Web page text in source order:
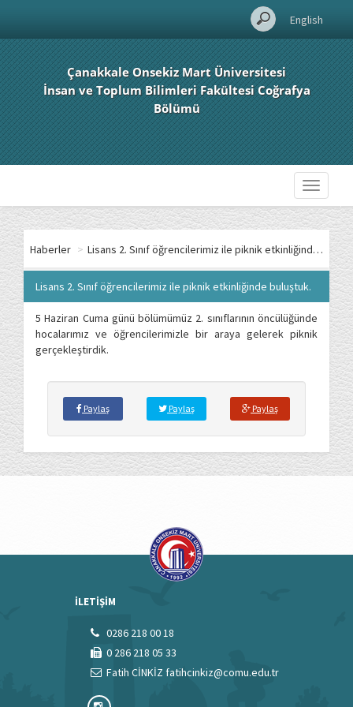
English
Çanakkale Onsekiz Mart Üniversitesi
İnsan ve Toplum Bilimleri Fakültesi Coğrafya
Bölümü
Toggle
Haberler > Lisans 2. Sınıf öğrencilerimiz ile piknik etkinliğinde buluştuk.
Lisans 2. Sınıf öğrencilerimiz ile piknik etkinliğinde buluştuk.
5 Haziran Cuma günü bölümümüz 2. sınıflarının öncülüğünde
hocalarımız ve öğrencilerimizle bir araya gelerek piknik
gerçekleştirdik.
Paylaş Paylaş Paylaş
İLETİŞİM
0286 218 00 18
0 286 218 05 33
Fatih CİNKİZ fatihcinkiz@comu.edu.tr